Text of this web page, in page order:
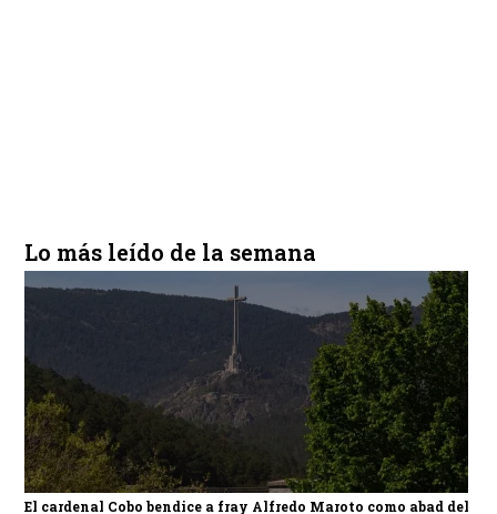
Lo más leído de la semana
El cardenal Cobo bendice a fray Alfredo Maroto como abad del